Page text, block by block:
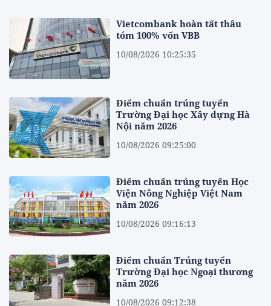
Vietcombank hoàn tất thâu
tóm 100% vốn VBB
10/08/2026 10:25:35
Điểm chuẩn trúng tuyển
Trường Đại học Xây dựng Hà
Nội năm 2026
10/08/2026 09:25:00
Điểm chuẩn trúng tuyển Học
Viện Nông Nghiệp Việt Nam
năm 2026
10/08/2026 09:16:13
Điểm chuẩn Trúng tuyển
Trường Đại học Ngoại thương
năm 2026
10/08/2026 09:12:38